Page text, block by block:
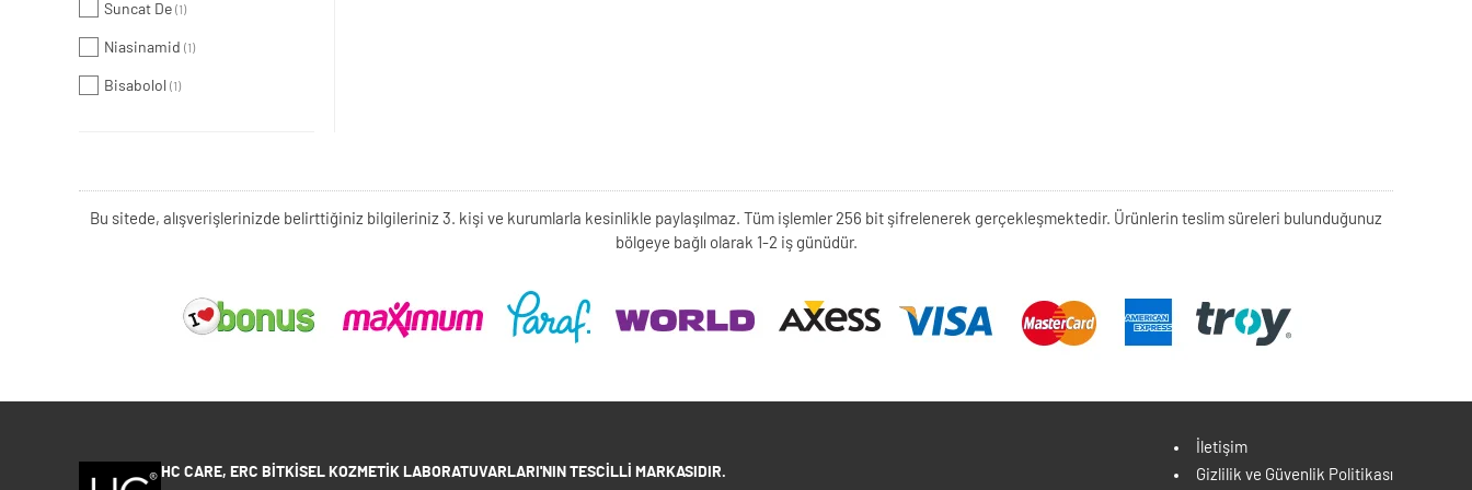
Suncat De (1)
Niasinamid (1)
Bisabolol (1)
Bu sitede, alışverişlerinizde belirttiğiniz bilgileriniz 3. kişi ve kurumlarla kesinlikle paylaşılmaz. Tüm işlemler 256 bit şifrelenerek gerçekleşmektedir. Ürünlerin teslim süreleri bulunduğunuz
bölgeye bağlı olarak 1-2 iş günüdür.
HC CARE, ERC BITKISEL KOZMETIK LABORATUVARLARI'NIN TESCILLI MARKASIDIR.
İletişim
Gizlilik ve Güvenlik Politikası